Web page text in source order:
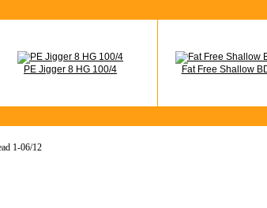
PE Jigger 8 HG 100/4 Fat Free Shallow
1-06/12